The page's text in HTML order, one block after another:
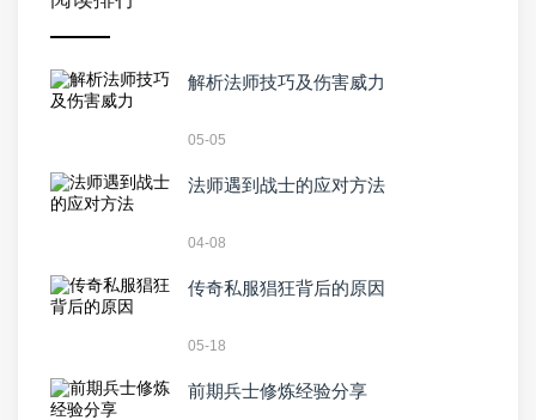
解析法师技巧及伤害威力
05-05
法师遇到战士的应对方法
04-08
传奇私服猖狂背后的原因
05-18
前期兵士修炼经验分享